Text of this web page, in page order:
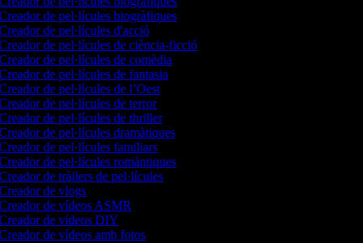
de pel·lícules biogràfiques
de pel·lícules d'acció
de pel·lícules de ciència-ficció
de pel·lícules de comèdia
de pel·lícules de fantasia
de pel·lícules de l’Oest
de pel·lícules de terror
de pel·lícules de thriller
de pel·lícules dramàtiques
de pel·lícules familiars
de pel·lícules romàntiques
de tràilers de pel·lícules
de vlogs
de vídeos ASMR
de vídeos DIY
de vídeos amb fotos